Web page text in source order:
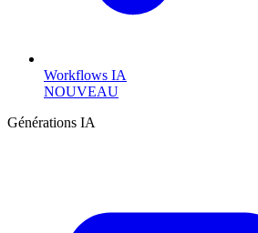
Workflows IA
NOUVEAU
Générations IA